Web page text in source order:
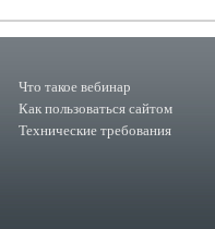
Что такое вебинар
Как пользоваться сайтом
Технические требования